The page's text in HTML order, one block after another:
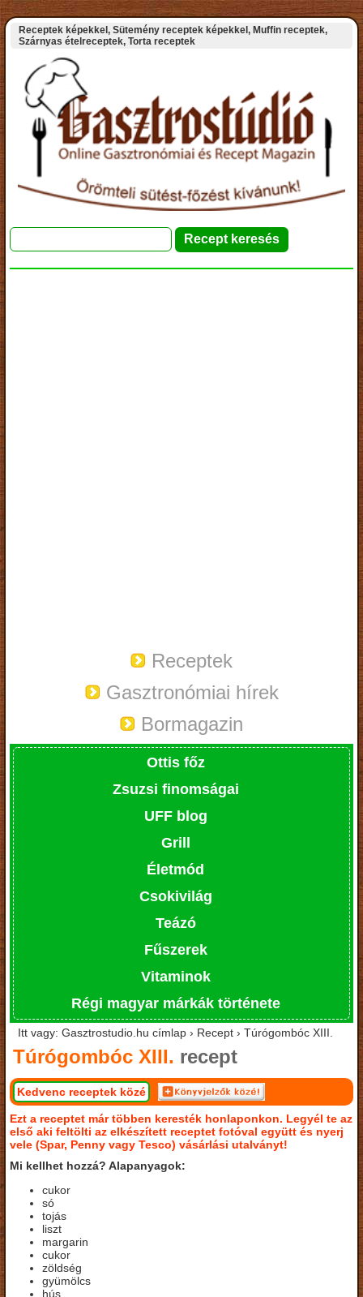
Receptek képekkel, Sütemény receptek képekkel, Muffin receptek,
Szárnyas ételreceptek, Torta receptek
Receptek
Gasztronómiai hírek
Bormagazin
Ottis főz
Zsuzsi finomságai
UFF blog
Grill
Életmód
Csokivilág
Teázó
Fűszerek
Vitaminok
Régi magyar márkák története
Itt vagy: Gasztrostudio.hu címlap › Recept › Túrógombóc XIII.
Túrógombóc XIII. recept
Kedvenc receptek közé
Ezt a receptet már többen keresték honlaponkon. Legyél te az
első aki feltölti az elkészített receptet fotóval együtt és nyerj
vele (Spar, Penny vagy Tesco) vásárlási utalványt!
Mi kellhet hozzá? Alapanyagok:
cukor
só
tojás
liszt
margarin
cukor
zöldség
gyümölcs
hús